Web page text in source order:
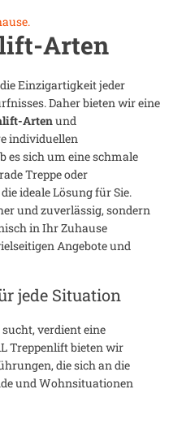
Arten
Einzigartigkeit jeder
Daher bieten wir eine
Artenund
individuellen
es sich um eine schmale
Treppe oder
ideale Lösung für Sie.
und zuverlässig, sondern
in Ihr Zuhause
Angebote und
jede Situation
verdient eine
Treppenlift bieten wir
die sich an die
und Wohnsituationen